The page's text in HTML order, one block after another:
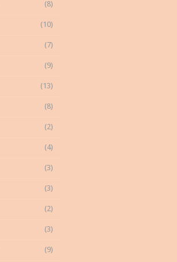
(8)
(10)
(7)
(9)
(13)
(8)
(2)
(4)
(3)
(3)
(2)
(3)
(9)